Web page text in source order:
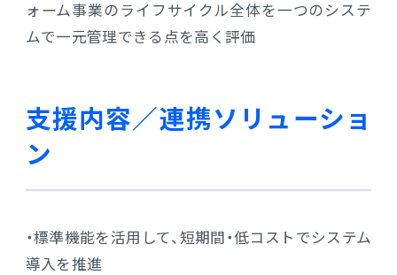
ォーム事業のライフサイクル全体を一つのシステ
ムで一元管理できる点を高く評価
支援内容／連携ソリューショ
ン
・標準機能を活用して、短期間・低コストでシステム
導入を推進